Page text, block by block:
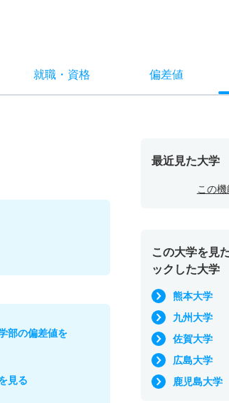
就職・ 資格 偏差値
部の偏差値を
見る
最近見た大学
この
この大学を見
ックした大学
熊本大学
九州大学
佐賀大学
広島大学
鹿児島大学